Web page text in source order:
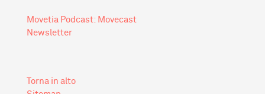
Movetia Podcast: Movecast
Newsletter
Torna in alto